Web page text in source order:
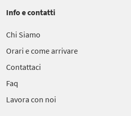
Info e contatti
Chi Siamo
Orari e come arrivare
Contattaci
Faq
Lavora con noi